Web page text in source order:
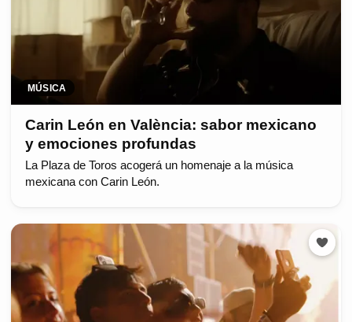
MÚSICA
Carin León en València: sabor mexicano
y emociones profundas
La Plaza de Toros acogerá un homenaje a la música
mexicana con Carin León.